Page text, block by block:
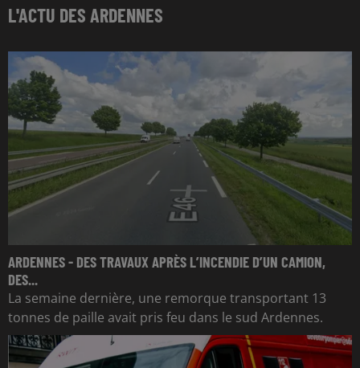
L'ACTU DES ARDENNES
ARDENNES - DES TRAVAUX APRÈS L’INCENDIE D’UN CAMION,
DES...
La semaine dernière, une remorque transportant 13
tonnes de paille avait pris feu dans le sud Ardennes.